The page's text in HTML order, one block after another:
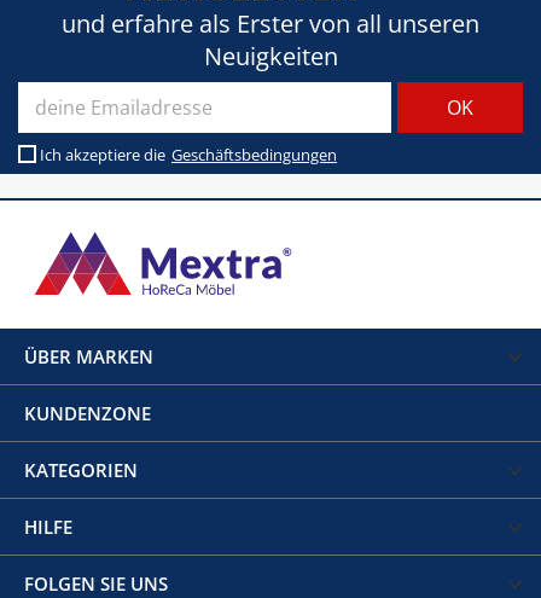
und erfahre als Erster von all unseren
Neuigkeiten
Ich akzeptiere die Geschäftsbedingungen
ÜBER MARKEN
KUNDENZONE
KATEGORIEN
HILFE
FOLGEN SIE UNS